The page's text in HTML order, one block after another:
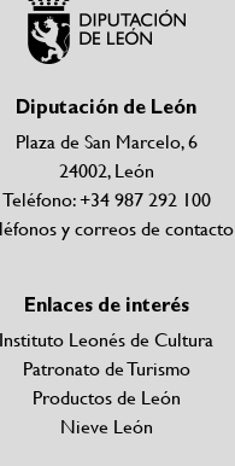
Diputación de León
Plaza de San Marcelo, 6
24002, León
Teléfono: +34 987 292 100
y correos de contacto
Enlaces de interés
Instituto Leonés de Cultura
Patronato de Turismo
Productos de León
Nieve León